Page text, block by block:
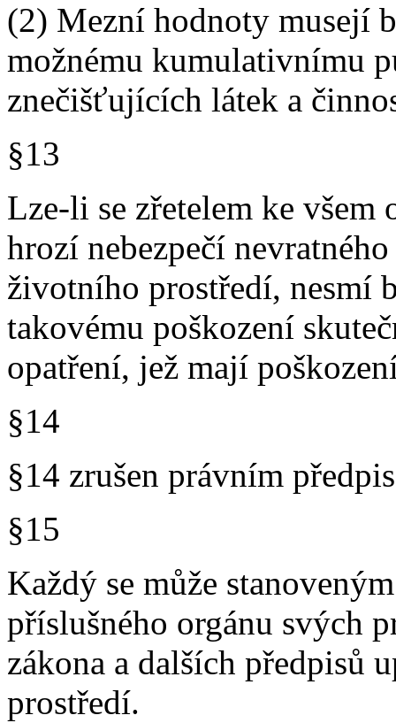
(2) Mezní hodnoty musejí
možnému kumulativnímu
znečišťujících látek a
§13
Lze-li se zřetelem ke všem
hrozí nebezpečí
životního prostředí, nesmí
takovému poškození
opatření, jež mají
§14
§14 zrušen právním
§15
Každý se může
příslušného orgánu svých
zákona a dalších předpisů
prostředí.